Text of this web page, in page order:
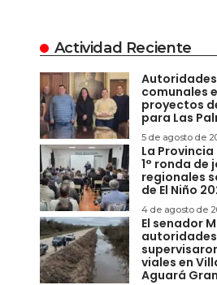
Actividad Reciente
comunales
proyectos
para Las
5 de agosto de
La
1° ronda de
regionales
de El Niño
4 de agosto de
El senador
autoridades
viales en
Aguará